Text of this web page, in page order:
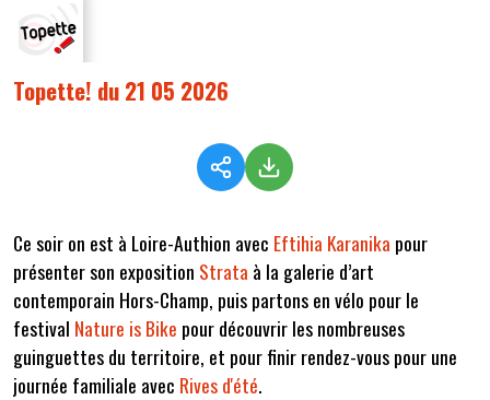
Topette! du 21 05 2026
Ce soir on est à Loire-Authion avec Eftihia Karanika pour
présenter son exposition Strata à la galerie d’art
contemporain Hors-Champ, puis partons en vélo pour le
festival Nature is Bike pour découvrir les nombreuses
guinguettes du territoire, et pour finir rendez-vous pour une
journée familiale avec Rives d'été.